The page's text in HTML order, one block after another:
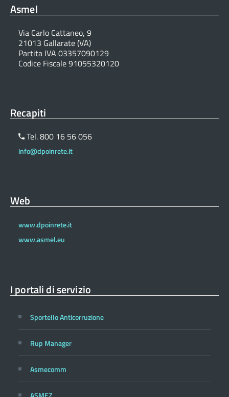
Asmel
Via Carlo Cattaneo, 9
21013 Gallarate (VA)
Partita IVA 03357090129
Codice Fiscale 91055320120
Recapiti
Tel. 800 16 56 056
info@dpoinrete.it
Web
www.dpoinrete.it
www.asmel.eu
I portali di servizio
Sportello Anticorruzione
Rup Manager
Asmecomm